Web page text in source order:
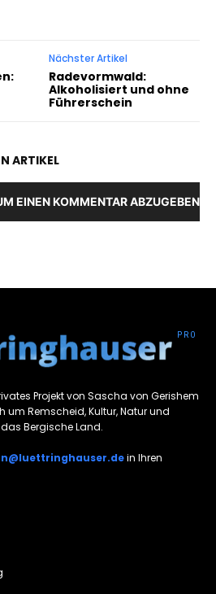
Nächster Artikel
Radevormwald:
Alkoholisiert und ohne
Führerschein
ARTIKEL
EINEN KOMMENTAR ABZUGEBEN
Projekt von Sascha von Gerishem
Remscheid, Kultur, Natur und
Bergische Land.
in Ihren